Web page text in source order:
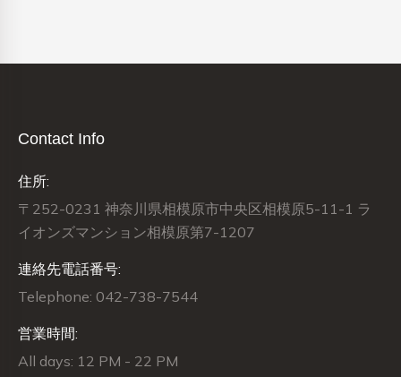
Contact Info
住所:
〒252-0231 神奈川県相模原市中央区相模原5-11-1 ラ
イオンズマンション相模原第7-1207
連絡先電話番号:
Telephone: 042-738-7544
営業時間:
All days: 12 PM - 22 PM